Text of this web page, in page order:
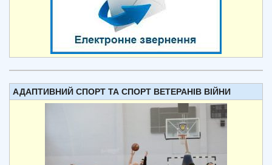
АДАПТИВНИЙ СПОРТ ТА СПОРТ ВЕТЕРАНІВ ВІЙНИ